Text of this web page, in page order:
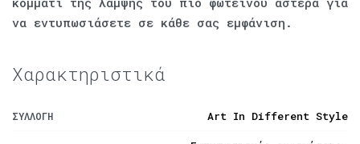
να εντυπωσιάσετε σε κάθε σας εμφάνιση.
Χαρακτηριστικά
ΣΥΛΛΟΓΉ Art In Different Style